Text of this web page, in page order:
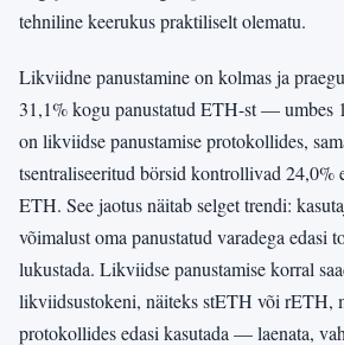
tehniline keerukus praktiliselt olematu.
Likviidne panustamine on kolmas ja
31,1% kogu panustatud ETH-st —
on likviidse panustamise protokollides,
tsentraliseeritud börsid kontrollivad
ETH. See jaotus näitab selget trendi:
võimalust oma panustatud varadega edasi
lukustada. Likviidse panustamise korral
likviidsustokeni, näiteks stETH või rETH,
protokollides edasi kasutada — laenata,